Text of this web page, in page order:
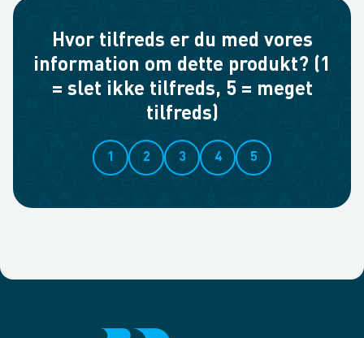
Hvor tilfreds er du med vores
information om dette produkt? (1
= slet ikke tilfreds, 5 = meget
tilfreds)
1 2 3 4 5